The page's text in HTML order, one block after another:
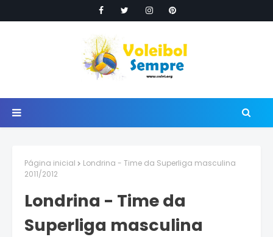
Página inicial
Londrina - Time da Superliga masculina
2011/2012
Londrina - Time da
Superliga masculina